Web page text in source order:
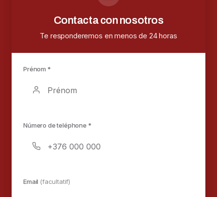
Contacta con nosotros
Te responderemos en menos de 24 horas
Prénom *
Número de teléphone *
Email (facultatif)